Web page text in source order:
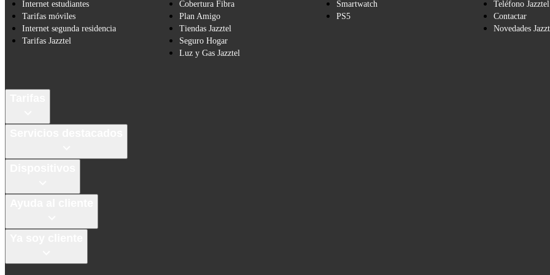
Internet estudiantes
Tarifas móviles
Internet segunda residencia
Tarifas Jazztel
Cobertura Fibra
Plan Amigo
Tiendas Jazztel
Seguro Hogar
Luz y Gas Jazztel
Smartwatch
PS5
Teléfono Jazztel
Contactar
Novedades